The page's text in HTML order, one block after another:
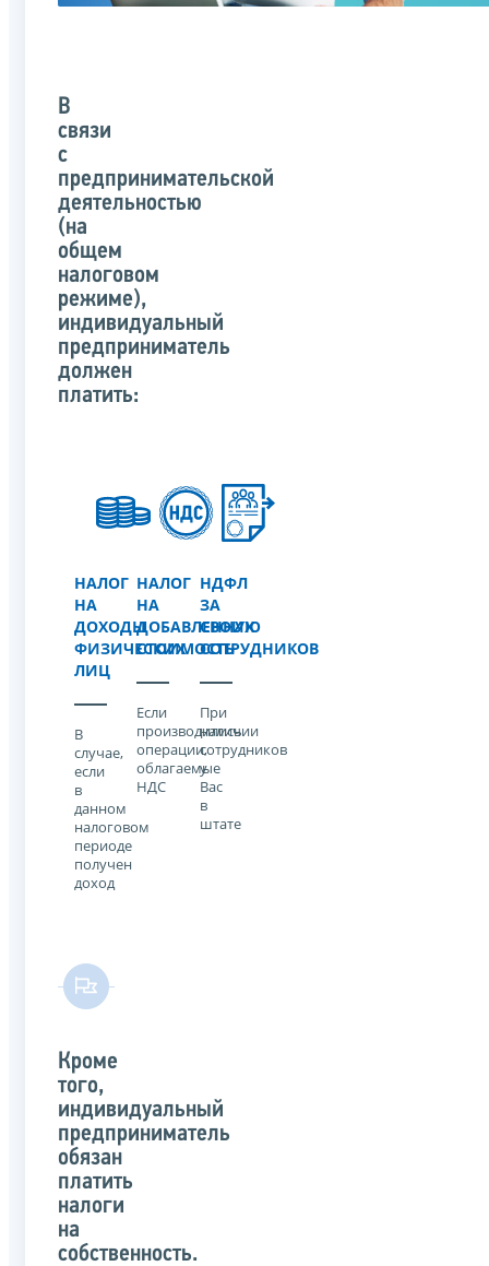
В
связи
с
предпринимательской
деятельностью
(на
общем
налоговом
режиме),
индивидуальный
предприниматель
должен
платить:
НАЛОГ
НА
ДОХОДЫ
ФИЗИЧЕСКИХ
ЛИЦ
В
случае,
если
в
данном
налоговом
периоде
получен
доход
НАЛОГ
НА
ДОБАВЛЕННУЮ
СТОИМОСТЬ
Если
производились
операции,
облагаемые
НДС
НДФЛ
ЗА
СВОИХ
СОТРУДНИКОВ
При
наличии
сотрудников
у
Вас
в
штате
Кроме
того,
индивидуальный
предприниматель
обязан
платить
налоги
на
собственность.